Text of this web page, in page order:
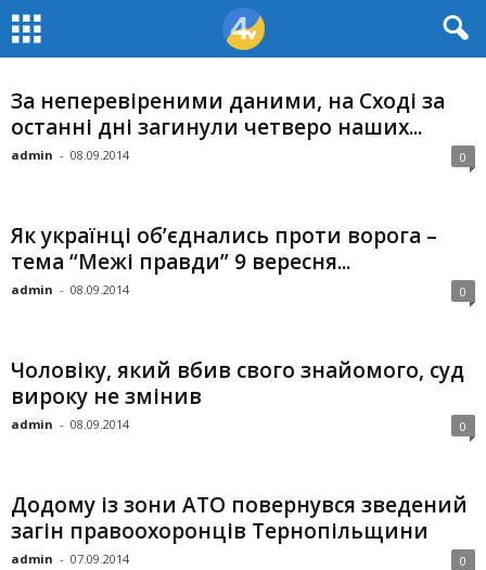
За неперевіреними даними, на Сході за
останні дні загинули четверо наших...
admin - 08.09.2014 0
Як українці об’єднались проти ворога –
тема “Межі правди” 9 вересня...
admin - 08.09.2014 0
Чоловіку, який вбив свого знайомого, суд
вироку не змінив
admin - 08.09.2014 0
Додому із зони АТО повернувся зведений
загін правоохоронців Тернопільщини
admin - 07.09.2014 0